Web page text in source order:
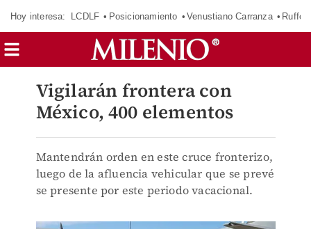
Hoy interesa: LCDLF Posicionamiento Venustiano Carranza Ruffo
Vigilarán frontera con
México, 400 elementos
Mantendrán orden en este cruce fronterizo,
luego de la afluencia vehicular que se prevé
se presente por este periodo vacacional.